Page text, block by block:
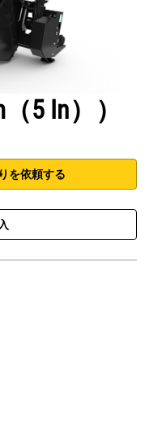
5 In））
を依頼する